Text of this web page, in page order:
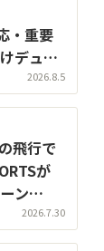
・重要
デュア
会社を
2026.8.5
飛行で
が
ン
展'26東
2026.7.30